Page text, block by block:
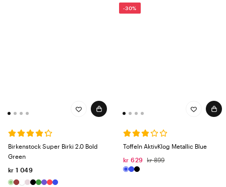
Birkenstock Super Birki 2.0 Bold
Green
kr 1 049
-30%
Toffeln AktivKlog Metallic Blue
kr 629
kr 899